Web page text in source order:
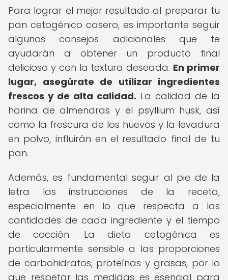
Para lograr el mejor resultado al preparar tu
pan cetogénico casero, es importante seguir
algunos consejos adicionales que te
ayudarán a obtener un producto final
delicioso y con la textura deseada. En primer
lugar, asegúrate de utilizar ingredientes
frescos y de alta calidad. La calidad de la
harina de almendras y el psyllium husk, así
como la frescura de los huevos y la levadura
en polvo, influirán en el resultado final de tu
pan.
Además, es fundamental seguir al pie de la
letra las instrucciones de la receta,
especialmente en lo que respecta a las
cantidades de cada ingrediente y el tiempo
de cocción. La dieta cetogénica es
particularmente sensible a las proporciones
de carbohidratos, proteínas y grasas, por lo
que respetar las medidas es esencial para